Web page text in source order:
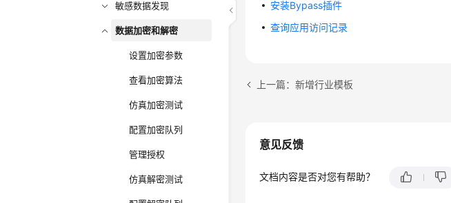
敏感数据发现
数据加密和解密
设置加密参数
查看加密算法
仿真加密测试
配置加密队列
管理授权
仿真解密测试
安装Bypass插件
查询应用访问记录
上一篇：新增行业模板
意见反馈
文档内容是否对您有帮助？